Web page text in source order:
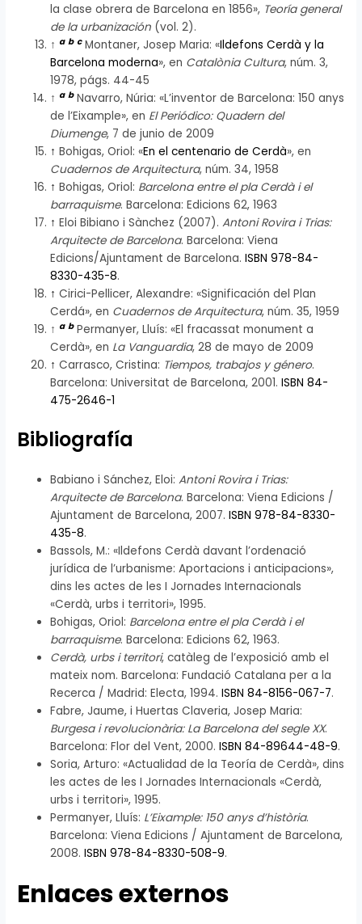
la clase obrera de Barcelona en 1856», Teoría general
de la urbanización (vol. 2).
↑ a b cMontaner, Josep Maria: «Ildefons Cerdà y la
Barcelona moderna», en Catalònia Cultura, núm. 3,
1978, págs. 44-45
↑ a bNavarro, Núria: «L’inventor de Barcelona: 150 anys
de l’Eixample», en El Periódico: Quadern del
Diumenge, 7 de junio de 2009
↑ Bohigas, Oriol: «En el centenario de Cerdà», en
Cuadernos de Arquitectura, núm. 34, 1958
↑ Bohigas, Oriol: Barcelona entre el pla Cerdà i el
barraquisme. Barcelona: Edicions 62, 1963
↑ Eloi Bibiano i Sànchez (2007).Antoni Rovira i Trias:
Arquitecte de Barcelona. Barcelona: Viena
Edicions/Ajuntament de Barcelona.ISBN 978-84-
8330-435-8.
↑ Cirici-Pellicer, Alexandre: «Significación del Plan
Cerdá», en Cuadernos de Arquitectura, núm. 35, 1959
↑ a bPermanyer, Lluís: «El fracassat monument a
Cerdà», en La Vanguardia, 28 de mayo de 2009
↑ Carrasco, Cristina: Tiempos, trabajos y género.
Barcelona: Universitat de Barcelona, 2001.ISBN 84-
475-2646-1
Bibliografía
Babiano i Sánchez, Eloi:Antoni Rovira i Trias:
Arquitecte de Barcelona. Barcelona: Viena Edicions /
Ajuntament de Barcelona, 2007.ISBN 978-84-8330-
435-8.
Bassols, M.: «Ildefons Cerdà davant l’ordenació
jurídica de l’urbanisme: Aportacions i anticipacions»,
dins les actes de les I Jornades Internacionals
«Cerdà, urbs i territori», 1995.
Bohigas, Oriol: Barcelona entre el pla Cerdà i el
barraquisme. Barcelona: Edicions 62, 1963.
Cerdà, urbs i territori, catàleg de l’exposició amb el
mateix nom. Barcelona: Fundació Catalana per a la
Recerca / Madrid: Electa, 1994.ISBN 84-8156-067-7.
Fabre, Jaume, i Huertas Claveria, Josep Maria:
Burgesa i revolucionària: La Barcelona del segle XX.
Barcelona: Flor del Vent, 2000.ISBN 84-89644-48-9.
Soria, Arturo: «Actualidad de la Teoría de Cerdà», dins
les actes de les I Jornades Internacionals «Cerdà,
urbs i territori», 1995.
Permanyer, Lluís: L’Eixample: 150 anys d’història.
Barcelona: Viena Edicions / Ajuntament de Barcelona,
2008.ISBN 978-84-8330-508-9.
Enlaces externos